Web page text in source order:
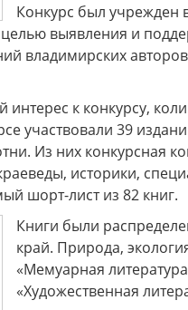
Конкурс был учрежден
выявления и
владимирских
интерес к конкурсу,
участвовали 39
Из них конкурсная
историки,
шорт-лист из 82 книг.
Книги были
край. Природа,
«Мемуарная
«Художественная